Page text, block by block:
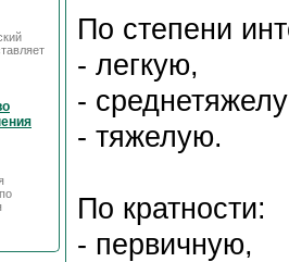
По степени
- легкую,
-
- тяжелую.
По кратности:
- первичную,